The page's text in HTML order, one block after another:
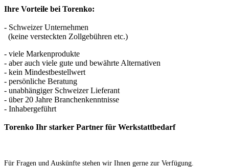
Ihre Vorteile bei Torenko:
- Schweizer Unternehmen
(keine versteckten Zollgebühren etc.)
- viele Markenprodukte
- aber auch viele gute und bewährte Alternativen
- kein Mindestbestellwert
- persönliche Beratung
- unabhängiger Schweizer Lieferant
- über 20 Jahre Branchenkenntnisse
- Inhabergeführt
Torenko Ihr starker Partner für Werkstattbedarf
Für Fragen und Auskünfte stehen wir Ihnen gerne zur Verfügung.